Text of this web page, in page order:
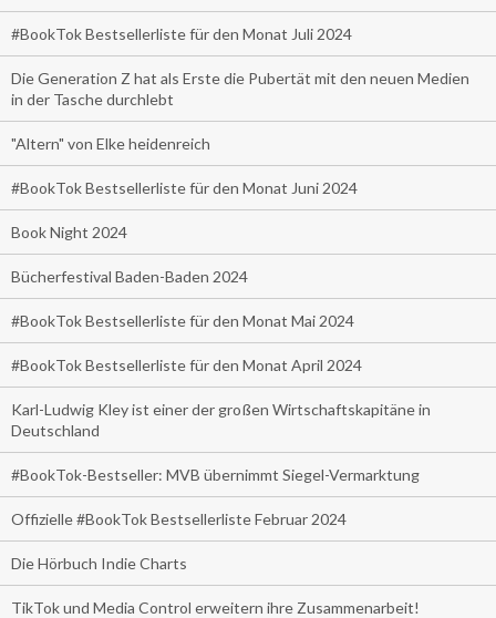
#BookTok Bestsellerliste für den Monat Juli 2024
Die Generation Z hat als Erste die Pubertät mit den neuen Medien
in der Tasche durchlebt
"Altern" von Elke heidenreich
#BookTok Bestsellerliste für den Monat Juni 2024
Book Night 2024
Bücherfestival Baden-Baden 2024
#BookTok Bestsellerliste für den Monat Mai 2024
#BookTok Bestsellerliste für den Monat April 2024
Karl-Ludwig Kley ist einer der großen Wirtschaftskapitäne in
Deutschland
#BookTok-Bestseller: MVB übernimmt Siegel-Vermarktung
Offizielle #BookTok Bestsellerliste Februar 2024
Die Hörbuch Indie Charts
TikTok und Media Control erweitern ihre Zusammenarbeit!